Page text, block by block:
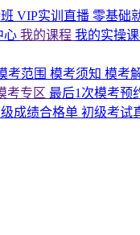
VIP实训直播 零基础
心 我的课程 我的实操
考范围 模考须知 模考
考专区 最后1次模考预
成绩合格单 初级考试